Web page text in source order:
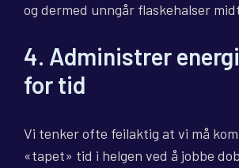
og dermed unngår flaskehalser
4. Administrer
for tid
Vi tenker ofte feilaktig at vi må
«tapet» tid i helgen ved å jobbe